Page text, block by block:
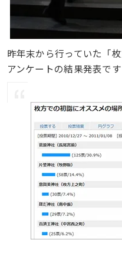
昨年末から行っていた「
アンケートの結果発表で